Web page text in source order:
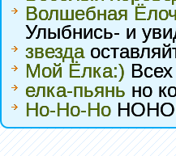
Волшебная
Улыбнись- и
звезда
Мой Ёлка:)
елка-пьянь но
Ho-Ho-Ho